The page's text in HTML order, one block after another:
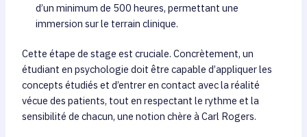
d’un minimum de 500 heures, permettant une
immersion sur le terrain clinique.
Cette étape de stage est cruciale. Concrètement, un
étudiant en psychologie doit être capable d’appliquer les
concepts étudiés et d’entrer en contact avec la réalité
vécue des patients, tout en respectant le rythme et la
sensibilité de chacun, une notion chère à Carl Rogers.